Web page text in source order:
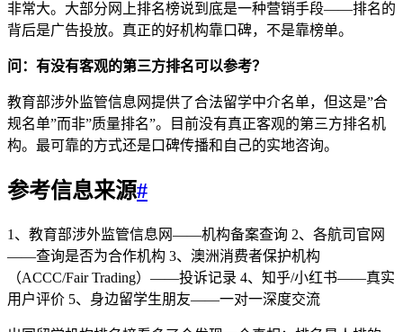
非常大。大部分网上排名榜说到底是一种营销手段——排名的
背后是广告投放。真正的好机构靠口碑，不是靠榜单。
问：有没有客观的第三方排名可以参考？
教育部涉外监管信息网提供了合法留学中介名单，但这是”合
规名单”而非”质量排名”。目前没有真正客观的第三方排名机
构。最可靠的方式还是口碑传播和自己的实地咨询。
参考信息来源#
1、教育部涉外监管信息网——机构备案查询 2、各航司官网
——查询是否为合作机构 3、澳洲消费者保护机构
（ACCC/Fair Trading）——投诉记录 4、知乎/小红书——真实
用户评价 5、身边留学生朋友——一对一深度交流